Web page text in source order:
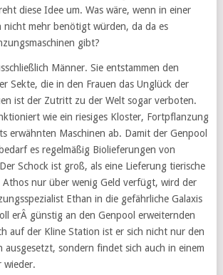
diese Idee um. Was wäre, wenn in einer
nicht mehr benötigt würden, da da es
gibt?
Männer. Sie entstammen den
Sekte, die in den Frauen das Unglück der
ist der Zutritt zu der Welt sogar verboten.
wie ein riesiges Kloster, Fortpflanzung
erwähnten Maschinen ab. Damit der Genpool
es regelmäßig Biolieferungen von
Schock ist groß, als eine Lieferung tierische
Athos nur über wenig Geld verfügt, wird der
Ethan in die gefährliche Galaxis
erÂ günstig an den Genpool erweiternden
auf der Kline Station ist er sich nicht nur den
ausgesetzt, sondern findet sich auch in einem
wieder.